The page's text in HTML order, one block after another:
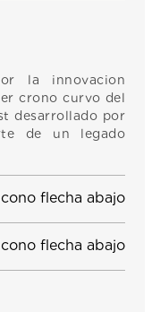
la innovacion
crono curvo del
desarrollado por
de un legado